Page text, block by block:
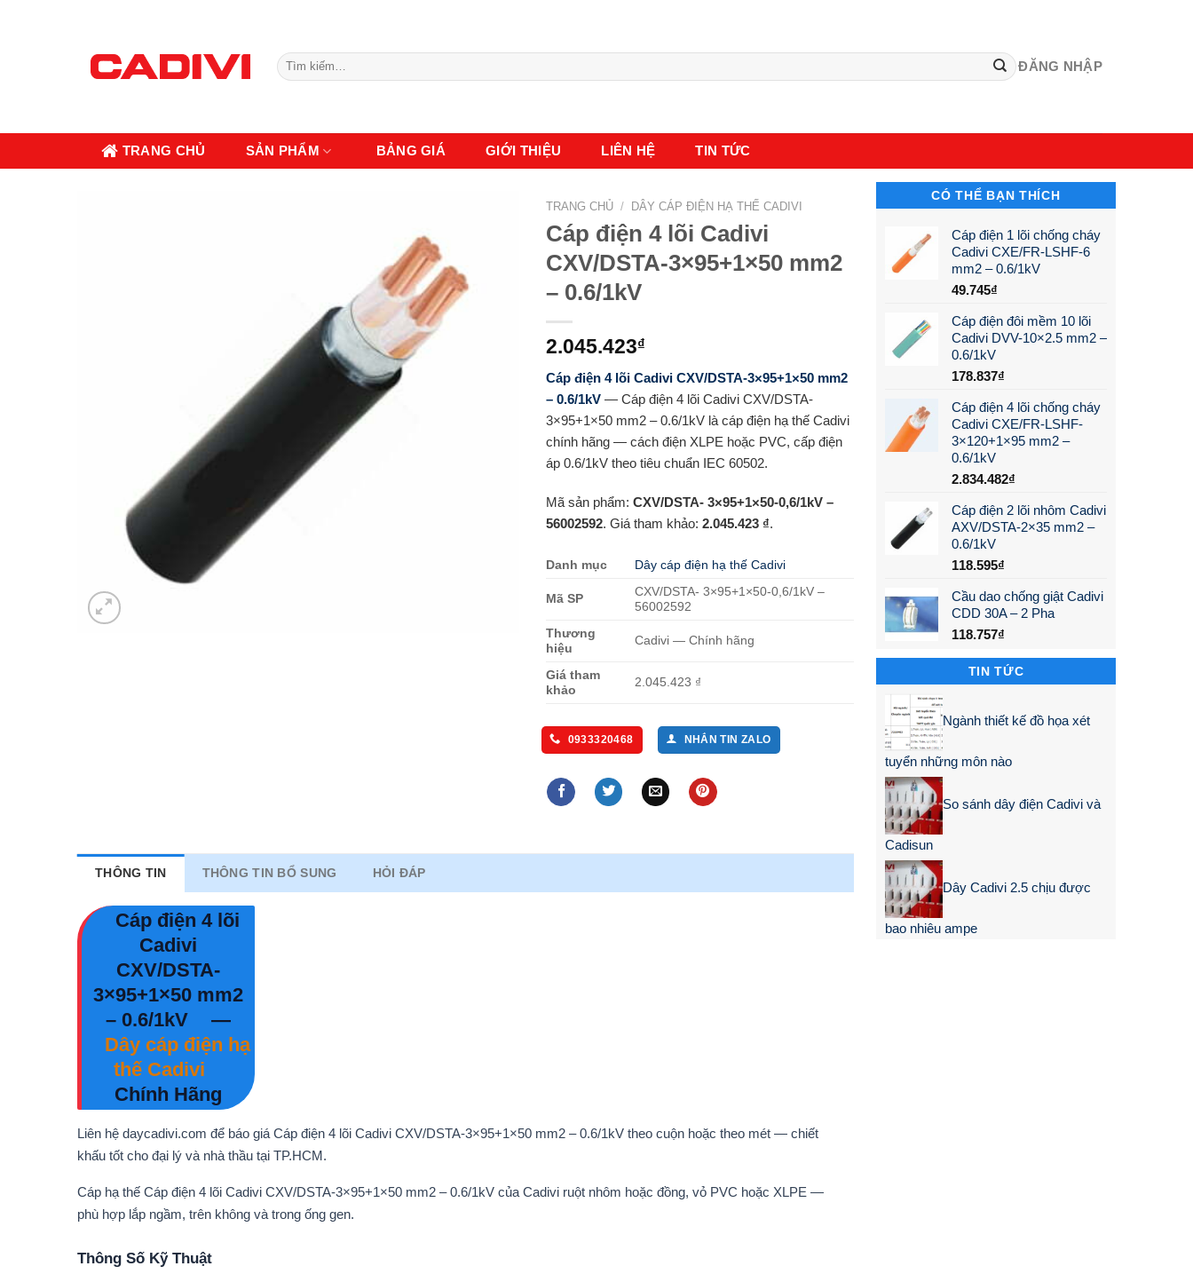
Tìm
kiếm:
ĐĂNG NHẬP
TRANG CHỦ SẢN PHẨM BẢNG GIÁ GIỚI THIỆU LIÊN HỆ TIN TỨC
CÓ THỂ BẠN THÍCH
Cáp điện 1 lõi chống cháy
Cadivi CXE/FR-LSHF-6
mm2 – 0.6/1kV
49.745₫
Cáp điện đôi mềm 10 lõi
Cadivi DVV-10×2.5 mm2 –
0.6/1kV
178.837₫
Cáp điện 4 lõi chống cháy
Cadivi CXE/FR-LSHF-
3×120+1×95 mm2 –
0.6/1kV
2.834.482₫
Cáp điện 2 lõi nhôm Cadivi
AXV/DSTA-2×35 mm2 –
0.6/1kV
118.595₫
Cầu dao chống giật Cadivi
CDD 30A – 2 Pha
118.757₫
TIN TỨC
Ngành thiết kế đồ họa xét
tuyển những môn nào
So sánh dây điện Cadivi và
Cadisun
Dây Cadivi 2.5 chịu được
bao nhiêu ampe
TRANG CHỦ / DÂY CÁP ĐIỆN HẠ THẾ CADIVI
Cáp điện 4 lõi Cadivi
CXV/DSTA-3×95+1×50 mm2
– 0.6/1kV
2.045.423₫
Cáp điện 4 lõi Cadivi CXV/DSTA-3×95+1×50 mm2
– 0.6/1kV— Cáp điện 4 lõi Cadivi CXV/DSTA-
3×95+1×50 mm2 – 0.6/1kV là cáp điện hạ thế Cadivi
chính hãng — cách điện XLPE hoặc PVC, cấp điện
áp 0.6/1kV theo tiêu chuẩn IEC 60502.
Mã sản phẩm: CXV/DSTA- 3×95+1×50-0,6/1kV –
56002592. Giá tham khảo: 2.045.423 ₫.
Danh mục Dây cáp điện hạ thế Cadivi
Mã SP
CXV/DSTA- 3×95+1×50-0,6/1kV –
56002592
Thương
hiệu
Cadivi — Chính hãng
Giá tham
khảo
2.045.423 ₫
0933320468 NHẮN TIN ZALO
THÔNG TIN THÔNG TIN BỔ SUNG HỎI ĐÁP
Cáp điện 4 lõi
Cadivi
CXV/DSTA-
3×95+1×50 mm2
– 0.6/1kV
—
Dây cáp điện hạ
thế Cadivi
Chính Hãng
Liên hệ daycadivi.com để báo giá Cáp điện 4 lõi Cadivi CXV/DSTA-3×95+1×50 mm2 – 0.6/1kV theo cuộn hoặc theo mét — chiết
khấu tốt cho đại lý và nhà thầu tại TP.HCM.
Cáp hạ thế Cáp điện 4 lõi Cadivi CXV/DSTA-3×95+1×50 mm2 – 0.6/1kV của Cadivi ruột nhôm hoặc đồng, vỏ PVC hoặc XLPE —
phù hợp lắp ngầm, trên không và trong ống gen.
Thông Số Kỹ Thuật